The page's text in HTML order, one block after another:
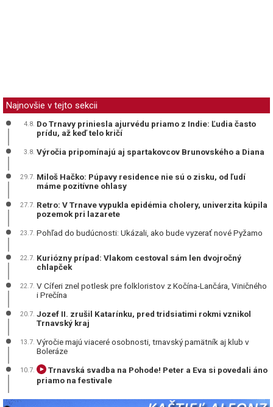
Najnovšie v tejto sekcii
4.8. Do Trnavy priniesla ajurvédu priamo z Indie: Ľudia často
prídu, až keď telo kričí
3.8. Výročia pripomínajú aj spartakovcov Brunovského a Diana
29.7. Miloš Hačko: Púpavy residence nie sú o zisku, od ľudí
máme pozitívne ohlasy
27.7. Retro: V Trnave vypukla epidémia cholery, univerzita kúpila
pozemok pri lazarete
23.7. Pohľad do budúcnosti: Ukázali, ako bude vyzerať nové Pyžamo
22.7. Kuriózny prípad: Vlakom cestoval sám len dvojročný
chlapček
22.7. V Cíferi znel potlesk pre folkloristov z Kočína-Lančára, Viničného
i Prečína
20.7. Jozef II. zrušil Katarínku, pred tridsiatimi rokmi vznikol
Trnavský kraj
13.7. Výročie majú viaceré osobnosti, trnavský pamätník aj klub v
Boleráze
10.7.
Trnavská svadba na Pohode! Peter a Eva si povedali áno
priamo na festivale